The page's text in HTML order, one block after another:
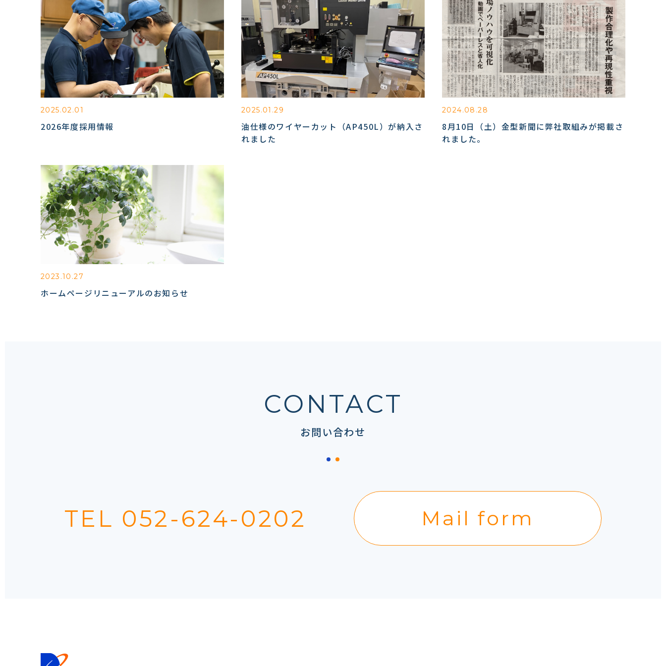
2025.02.01
2026年度採用情報
2025.01.29
油仕様のワイヤーカット（AP450L）が納入さ
れました
2024.08.28
8月10日（土）金型新聞に弊社取組みが掲載さ
れました。
2023.10.27
ホームページリニューアルのお知らせ
CONTACT
お問い合わせ
TEL 052-624-0202 Mail form